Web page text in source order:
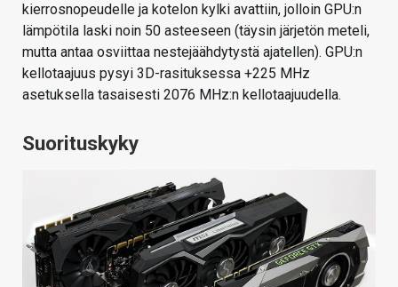
kierrosnopeudelle ja kotelon kylki avattiin, jolloin GPU:n
lämpötila laski noin 50 asteeseen (täysin järjetön meteli,
mutta antaa osviittaa nestejäähdytystä ajatellen). GPU:n
kellotaajuus pysyi 3D-rasituksessa +225 MHz
asetuksella tasaisesti 2076 MHz:n kellotaajuudella.
Suorituskyky